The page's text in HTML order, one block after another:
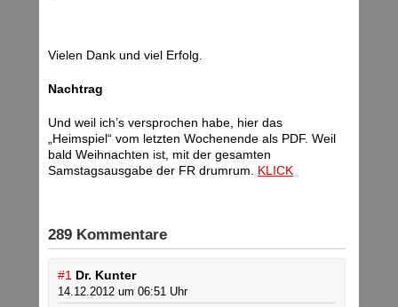
Vielen Dank und viel Erfolg.
Nachtrag
Und weil ich’s versprochen habe, hier das
„Heimspiel“ vom letzten Wochenende als PDF. Weil
bald Weihnachten ist, mit der gesamten
Samstagsausgabe der FR drumrum. KLICK
289 Kommentare
#1 Dr. Kunter
14.12.2012 um 06:51 Uhr